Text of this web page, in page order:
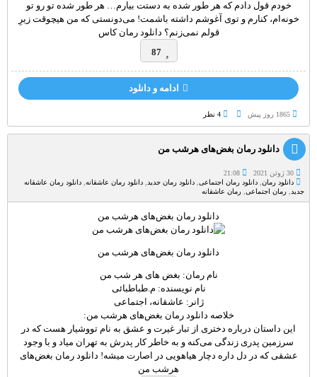
خودم قول دادم که هر طور شده به دستت بیارم… هر طور شده تو رو تو
خونه‌ام، کنارم و توی آغوشم داشته باشمت! می‌دونستی که من هیچوقت زیرِ
قولم نمی‌زنم؟ دانلود رمان کاس
87
ادامه و دانلود
1865 روز پيش 4 نظر
دانلود رمان بغض‌های هرشب من
30 ژوئن 2021
21:08
دانلود رمان, دانلود رمان اجتماعی, دانلود رمان جدید دانلود رمان عاشقانه, دانلود رمان عاشقانه
جدید
رمان اجتماعی, رمان عاشقانه
دانلود رمان بغض‌های هرشب من
دانلود رمان بغض‌های هرشب من
نام رمان: بغض های هر شب من
نام نویسنده: م.طباطبائی
ژانر: عاشقانه، اجتماعی
خلاصه دانلود رمان بغض‌های هرشب من:
این داستان درباره دختری از تبار غیرت و عشق به نام تووشیار هست که در
سرزمین پدری زندگی می‌کنه و به خاطر کار پدرش به تهران میاد و با وجود
عشقی که در دل داره دچار هیاهویی در اصارت میشه! دانلود رمان بغض‌های
هرشب من